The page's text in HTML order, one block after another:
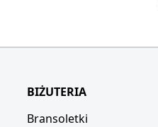
BIŻUTERIA
Bransoletki